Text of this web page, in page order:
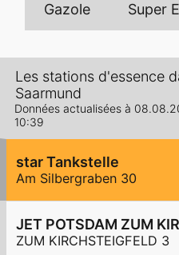
Gazole Super
Les stations d'essence
Saarmund
Données actualisées à
10:39
star Tankstelle
Am Silbergraben 30
ZUM KIRCHSTEIGFELD 3